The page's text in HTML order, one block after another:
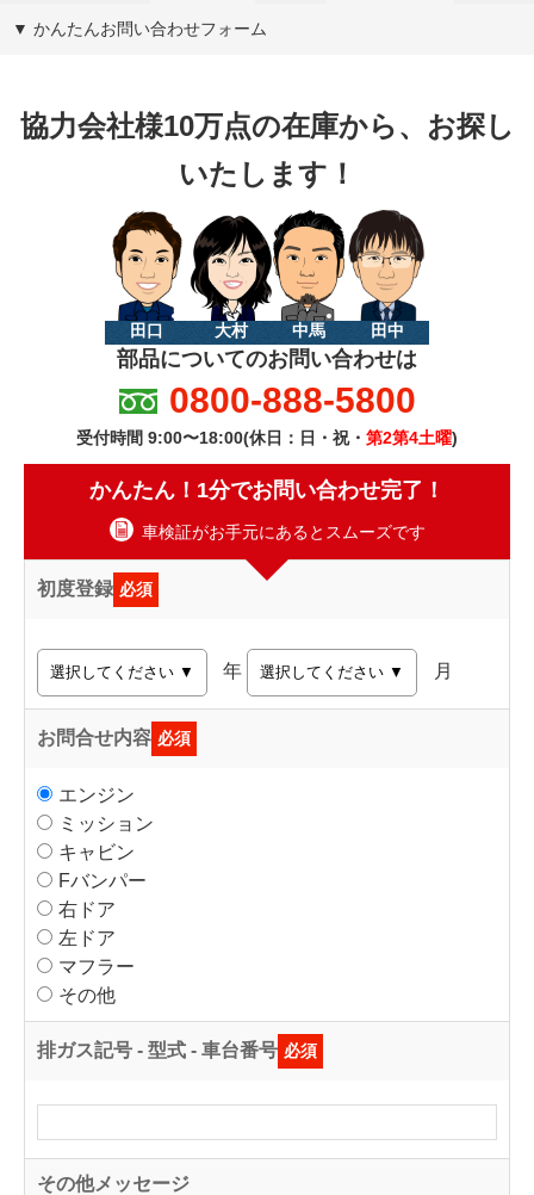
▼ かんたんお問い合わせフォーム
協力会社様10万点の在庫から、お探し
いたします！
田口 大村 中馬 田中
部品についてのお問い合わせは
0800-888-5800
受付時間 9:00〜18:00(休日：日・祝・ 第2第4土曜)
かんたん！1分でお問い合わせ完了！
車検証がお手元にあるとスムーズです
初度登録 必須
年 月
お問合せ内容 必須
エンジン
ミッション
キャビン
Fバンパー
右ドア
左ドア
マフラー
その他
排ガス記号 - 型式 - 車台番号 必須
その他メッセージ